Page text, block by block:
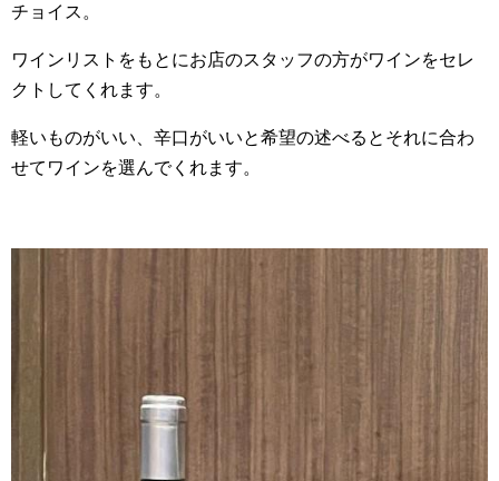
チョイス。
ワインリストをもとにお店のスタッフの方がワインをセレ
クトしてくれます。
軽いものがいい、辛口がいいと希望の述べるとそれに合わ
せてワインを選んでくれます。